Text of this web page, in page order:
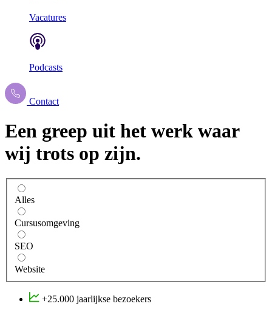
Vacatures
Podcasts
Contact
Een greep uit het werk waar
wij trots op zijn.
Alles
Cursusomgeving
SEO
Website
+25.000 jaarlijkse bezoekers